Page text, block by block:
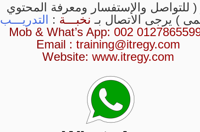
( للتواصل والإستفسار ومعرفة المحتوي
) يرجى الاتصال بـنخبـــة :
التدريـــب
Mob & What’s App: 002
Email : training@itregy.com
Website: www.itregy.com